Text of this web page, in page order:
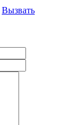
Вызвать